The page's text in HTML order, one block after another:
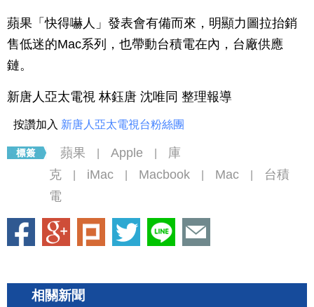
蘋果「快得嚇人」發表會有備而來，明顯力圖拉抬銷
售低迷的Mac系列，也帶動台積電在內，台廠供應
鏈。
新唐人亞太電視 林鈺唐 沈唯同 整理報導
按讚加入 新唐人亞太電視台粉絲團
蘋果 Apple
庫
克
iMac Macbook Mac
台積
電
相關新聞